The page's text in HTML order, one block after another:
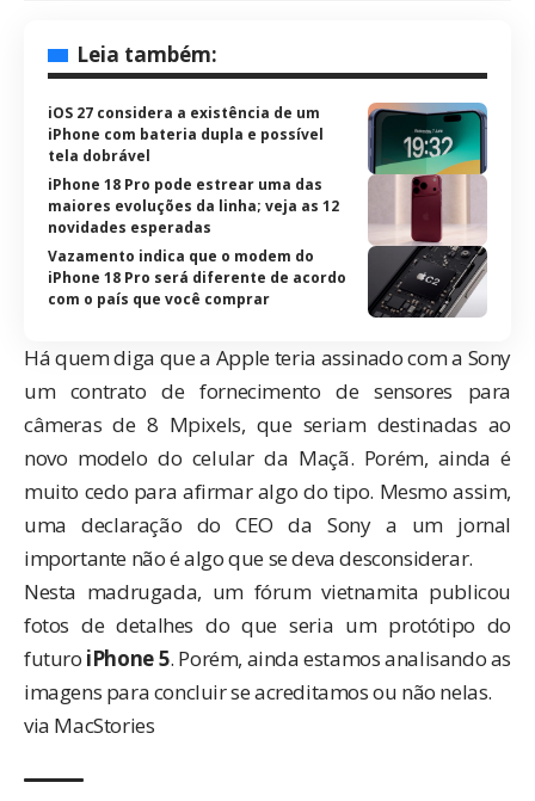
Leia também:
iOS 27 considera a existência de um
iPhone com bateria dupla e possível
tela dobrável
iPhone 18 Pro pode estrear uma das
maiores evoluções da linha; veja as 12
novidades esperadas
Vazamento indica que o modem do
iPhone 18 Pro será diferente de acordo
com o país que você comprar
Há quem diga que a Apple teria assinado com a Sony
um contrato de fornecimento de sensores para
câmeras de 8 Mpixels, que seriam destinadas ao
novo modelo do celular da Maçã. Porém, ainda é
muito cedo para afirmar algo do tipo. Mesmo assim,
uma declaração do CEO da Sony a um jornal
importante não é algo que se deva desconsiderar.
Nesta madrugada, um fórum vietnamita publicou
fotos de detalhes do que seria um protótipo do
futuro iPhone 5. Porém, ainda estamos analisando as
imagens para concluir se acreditamos ou não nelas.
via MacStories